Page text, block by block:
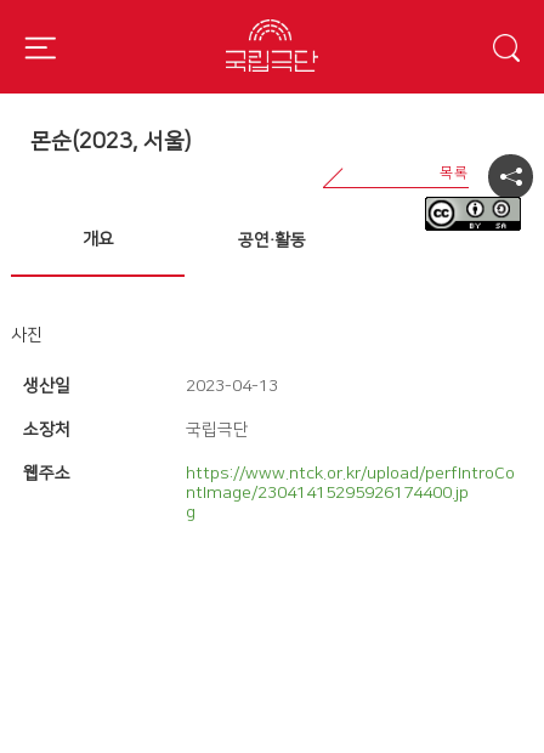
몬순(2023, 서울)
개요 공연·활동
사진
생산일 2023-04-13
소장처 국립극단
웹주소
https://www.ntck.or.kr/upload/perfIntroCo
ntImage/23041415295926174400.jp
g